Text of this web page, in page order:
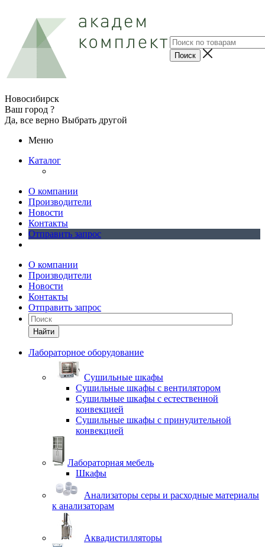
Новосибирск
Ваш город ?
Да, все верно Выбрать другой
Меню
Каталог
О компании
Производители
Новости
Контакты
Отправить запрос
О компании
Производители
Новости
Контакты
Отправить запрос
Найти
Лабораторное оборудование
Cушильные шкафы
Сушильные шкафы с вентилятором
Сушильные шкафы с естественной
конвекцией
Сушильные шкафы с принудительной
конвекцией
Лабораторная мебель
Шкафы
Анализаторы серы и расходные материалы
к анализаторам
Аквадистилляторы